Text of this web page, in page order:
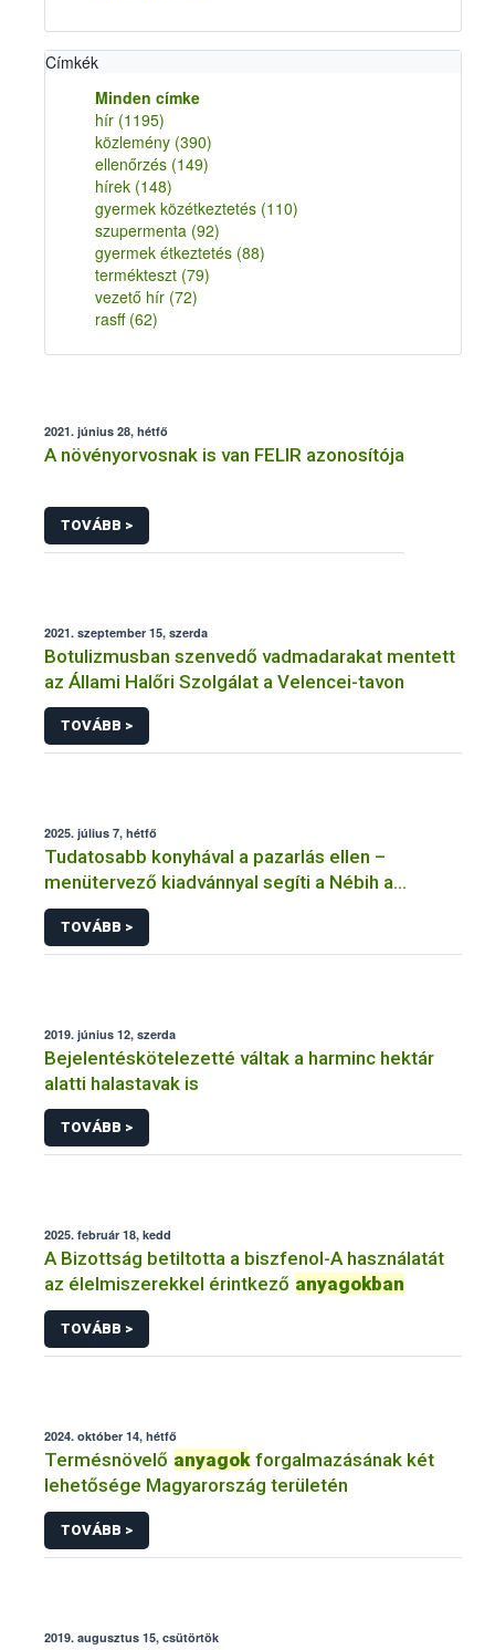
Címkék
Minden címke
hír (1195)
közlemény (390)
ellenőrzés (149)
hírek (148)
gyermek közétkeztetés (110)
szupermenta (92)
gyermek étkeztetés (88)
termékteszt (79)
vezető hír (72)
rasff (62)
2021. június 28, hétfő
A növényorvosnak is van FELIR azonosítója
TOVÁBB >
2021. szeptember 15, szerda
Botulizmusban szenvedő vadmadarakat mentett
az Állami Halőri Szolgálat a Velencei-tavon
TOVÁBB >
2025. július 7, hétfő
Tudatosabb konyhával a pazarlás ellen –
menütervező kiadvánnyal segíti a Nébih a
háztartásokat
TOVÁBB >
2019. június 12, szerda
Bejelentéskötelezetté váltak a harminc hektár
alatti halastavak is
TOVÁBB >
2025. február 18, kedd
A Bizottság betiltotta a biszfenol-A használatát
az élelmiszerekkel érintkező anyagokban
TOVÁBB >
2024. október 14, hétfő
Termésnövelő anyagok forgalmazásának két
lehetősége Magyarország területén
TOVÁBB >
2019. augusztus 15, csütörtök